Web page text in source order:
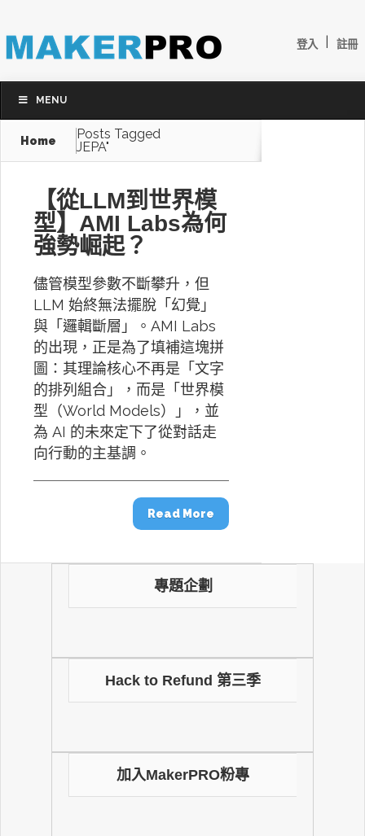
登入 註冊
MENU
Home
Posts Tagged
JEPA"
【從LLM到世界模
型】AMI Labs為何
強勢崛起？
儘管模型參數不斷攀升，但
LLM 始終無法擺脫「幻覺」
與「邏輯斷層」。AMI Labs
的出現，正是為了填補這塊拼
圖：其理論核心不再是「文字
的排列組合」，而是「世界模
型（World Models）」，並
為 AI 的未來定下了從對話走
向行動的主基調。
Read More
專題企劃
Hack to Refund 第三季
加入MakerPRO粉專